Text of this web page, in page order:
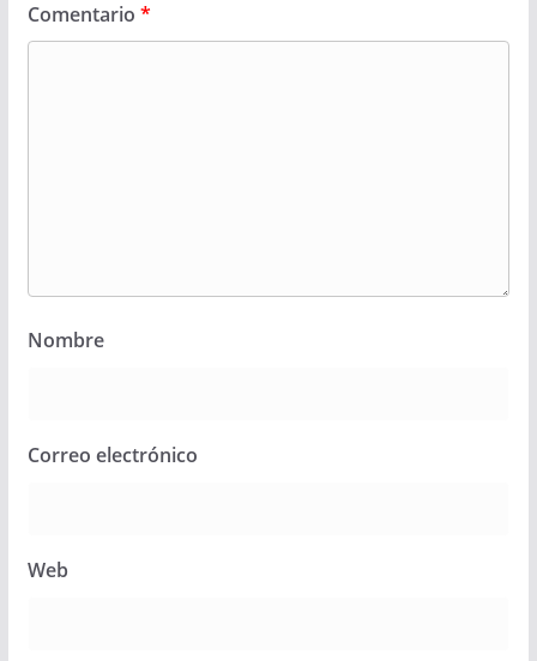
Comentario *
Nombre
Correo electrónico
Web